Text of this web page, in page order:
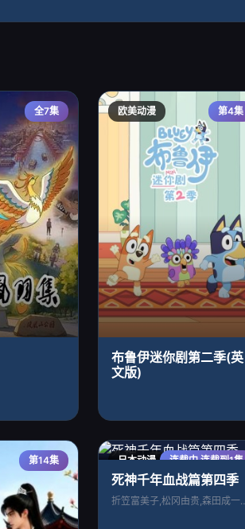
全7集 欧美动漫 第4集
布鲁伊迷你剧第二季(英
文版)
第14集 日本动漫 连载中 连载到1集
死神千年血战篇第四季
折笠富美子,松